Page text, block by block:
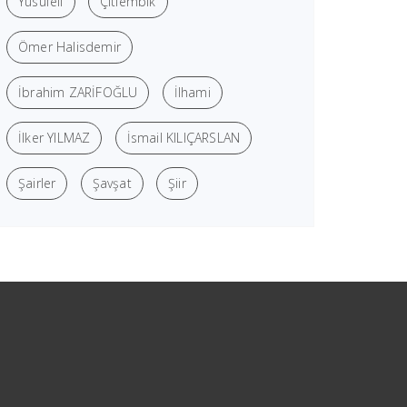
Ömer Halisdemir
İbrahim ZARİFOĞLU İlhami
İlker YILMAZ İsmail KILIÇARSLAN
Şairler Şavşat Şiir